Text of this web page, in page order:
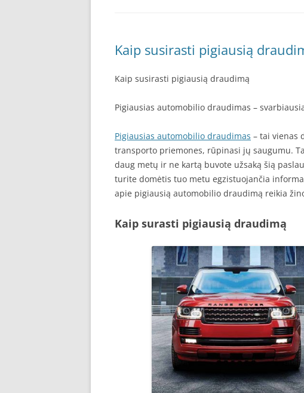
Kaip susirasti pigiausią
Kaip susirasti pigiausią draudimą
Pigiausias automobilio draudimas –
Pigiausias automobilio draudimas – tai vienas
transporto priemones, rūpinasi jų saugumu.
daug metų ir ne kartą buvote užsaką šią
turite domėtis tuo metu egzistuojančia
apie pigiausią automobilio draudimą reikia
Kaip surasti pigiausią draudimą